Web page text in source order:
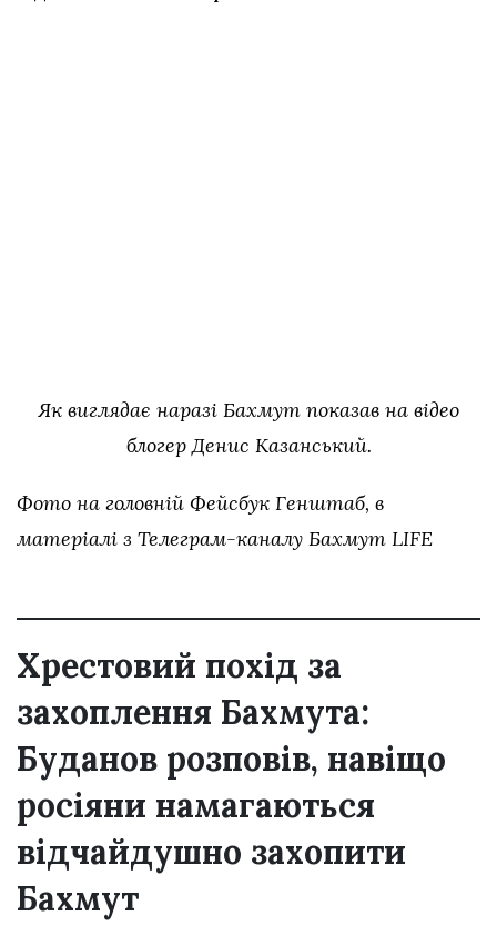
Як виглядає наразі Бахмут показав на відео
блогер Денис Казанський.
Фото на головній Фейсбук Генштаб, в
матеріалі з Телеграм-каналу Бахмут LІFЕ
Хрестовий похід за
захоплення Бахмута:
Буданов розповів, навіщо
росіяни намагаються
відчайдушно захопити
Бахмут